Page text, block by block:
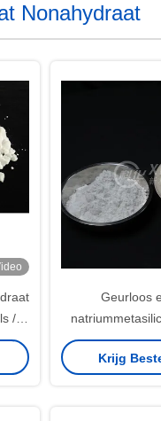
Nonahydraat
/
Geurloos
industriële
Krijg